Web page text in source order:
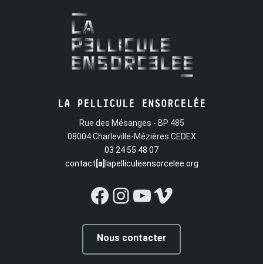
LA PELLICULE ENSORCELÉE
Rue des Mésanges - BP 485
08004 Charleville-Mézières CEDEX
03 24 55 48 07
contact [a] lapelliculeensorcelee.org
Facebook
Instagram
YouTube
Vimeo
Nous contacter